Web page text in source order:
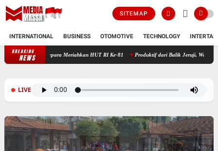
SITEMAP
INTERNATIONAL BUSINESS OTOMOTIVE TECHNOLOGY
BREAKING
NEWS
Kelas IIB Jepara Meriahkan HUT RI Ke-81 Produktif dari Balik Jeruji, Warga
LIVE